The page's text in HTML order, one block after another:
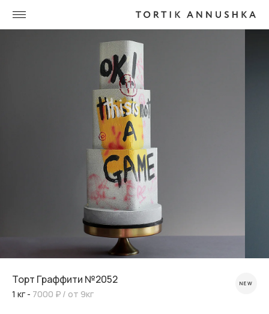
Торт Граффити №2052
1 кг - 7000 ₽ / от 9кг
NEW